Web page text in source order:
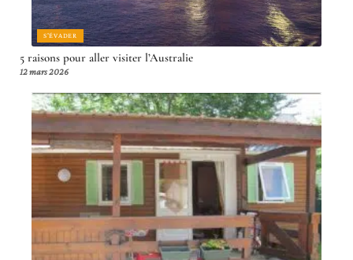
S'ÉVADER
5 raisons pour aller visiter l’Australie
12 mars 2026